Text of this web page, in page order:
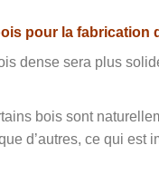
pour la fabrication
dense sera plus
bois sont
d’autres, ce qui est